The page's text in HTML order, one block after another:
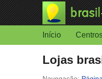
Início
Lojas